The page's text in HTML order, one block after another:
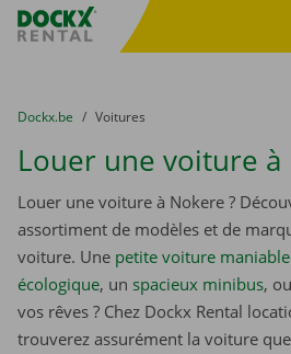
sitename
You are here:
du
Dockx.be to
Voitures
Louer une voiture à
Louer une voiture à Nokere ?
assortiment de modèles et de
voiture. Une petite voiture maniable
écologique, un spacieux minibus,
vos rêves ? Chez Dockx Rental
trouverez assurément la voiture